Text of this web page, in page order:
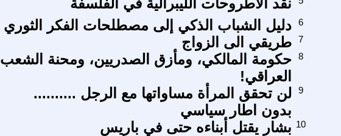
نقد الاطروحات الليبرالية في الفلسفة
دليل الشباب الذكي إلى مصطلحات الفكر الثوري
6
طريقي الى الزواج
7
حكومة المالكي، ومأزق الصدريين، ومحنة الشعب
العراقي!
8
لن تحقق المرأة مساواتها مع الرجل ..........
بدون اطار سياسي
9
بشار يقتل أبناءه حتى في باريس 10